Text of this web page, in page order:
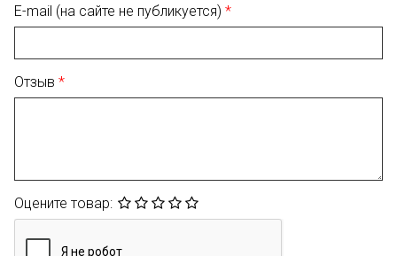
E-mail (на сайте не публикуется)
Отзыв
Оцените товар: